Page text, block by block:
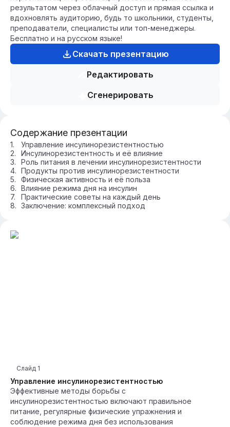
результатом через облачный доступ и прямая ссылка и
вдохновлять аудиторию, будь то школьники, студенты,
преподаватели, специалисты или топ-менеджеры.
Бесплатно и на русском языке!
Скачать презентацию
Редактировать
Сгенерировать
Содержание презентации
Управление инсулинорезистентностью
Инсулинорезистентность и её влияние
Роль питания в лечении инсулинорезистентности
Продукты против инсулинорезистентности
Физическая активность и её польза
Влияние режима дня на инсулин
Практические советы на каждый день
Заключение: комплексный подход
Управление инсулинорезистентностью
Слайд 1
Эффективные методы борьбы с
инсулинорезистентностью включают правильное
питание, регулярные физические упражнения и
соблюдение режима дня без использования